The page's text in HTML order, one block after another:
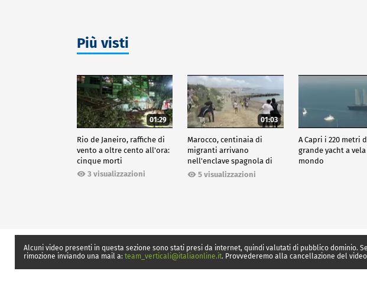
Più visti
01:29
Rio de Janeiro, raffiche di
vento a oltre cento all'ora:
cinque morti
3 visualizzazioni
01:03
Marocco, centinaia di
migranti arrivano
nell'enclave spagnola di
Ceuta5 visualizzazioni
A Capri i 220 metri
grande yacht a
mondo
Alcuni video presenti in questa sezione sono stati presi da internet, quindi valutati di pubblico
rimozione inviando una mail a: team_verticali@italiaonline.it. Provvederemo alla cancellazione del